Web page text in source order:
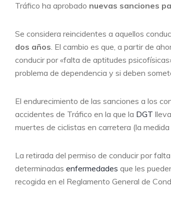
Tráfico ha aprobado nuevas sanciones
Se considera reincidentes a aquellos
dos años. El cambio es que, a partir de
conducir por «falta de aptitudes
problema de dependencia y si deben
El endurecimiento de las sanciones a los
accidentes de Tráfico en la que la DGT
muertes de ciclistas en carretera (la
La retirada del permiso de conducir por
determinadas enfermedades que les
recogida en el Reglamento General de